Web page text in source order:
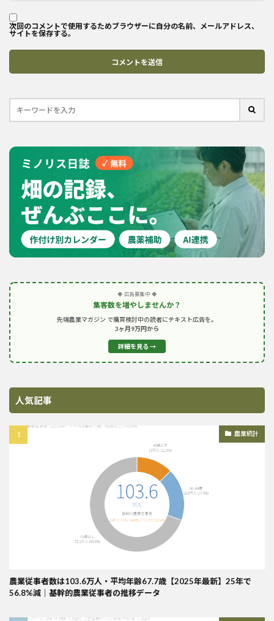
次回のコメントで使用するためブラウザーに自分の名前、メールアドレス、
サイトを保存する。
◆ 広告募集中 ◆
集客数を増やしませんか？
先端農業マガジン で購買検討中の読者にテキスト広告を。
3ヶ月9万円から
詳細を見る →
人気記事
農業統計
農業従事者数は103.6万人・平均年齢67.7歳【2025年最新】25年で
56.8%減｜基幹的農業従事者の推移データ